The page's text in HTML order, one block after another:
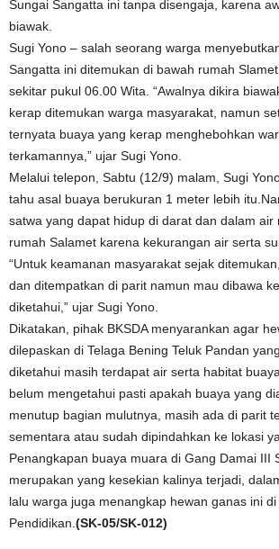
Sungai Sangatta ini tanpa disengaja, karena
biawak.
Sugi Yono – salah seorang warga
Sangatta ini ditemukan di bawah rumah
sekitar pukul 06.00 Wita. “Awalnya dikira
kerap ditemukan warga masyarakat, namun
ternyata buaya yang kerap menghebohkan
terkamannya,” ujar Sugi Yono.
Melalui telepon, Sabtu (12/9) malam, Sugi
tahu asal buaya berukuran 1 meter lebih
satwa yang dapat hidup di darat dan dalam air
rumah Salamet karena kekurangan air serta
“Untuk keamanan masyarakat sejak
dan ditempatkan di parit namun mau dibawa
diketahui,” ujar Sugi Yono.
Dikatakan, pihak BKSDA menyarankan agar
dilepaskan di Telaga Bening Teluk Pandan
diketahui masih terdapat air serta habitat
belum mengetahui pasti apakah buaya yang
menutup bagian mulutnya, masih ada di parit
sementara atau sudah dipindahkan ke lokasi
Penangkapan buaya muara di Gang Damai III
merupakan yang kesekian kalinya terjadi,
lalu warga juga menangkap hewan ganas ini
Pendidikan. (SK-05/SK-012)